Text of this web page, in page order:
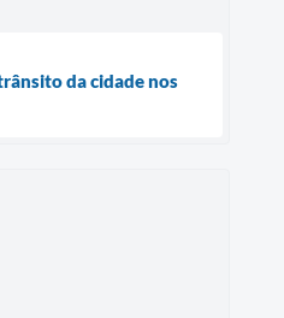
da cidade nos